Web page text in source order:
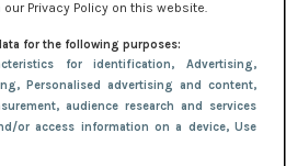
Privacy Policy on this website.
for the following purposes:
for identification, Advertising,
, Personalised advertising and content,
audience research and services
or access information on a device, Use